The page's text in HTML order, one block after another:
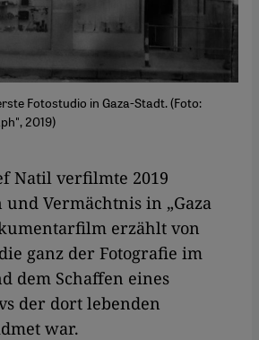
Fotostudio in Gaza-Stadt. (Foto:
2019)
Natil verfilmte 2019
und Vermächtnis in „Gaza
erzählt von
ganz der Fotografie im
dem Schaffen eines
der dort lebenden
war.